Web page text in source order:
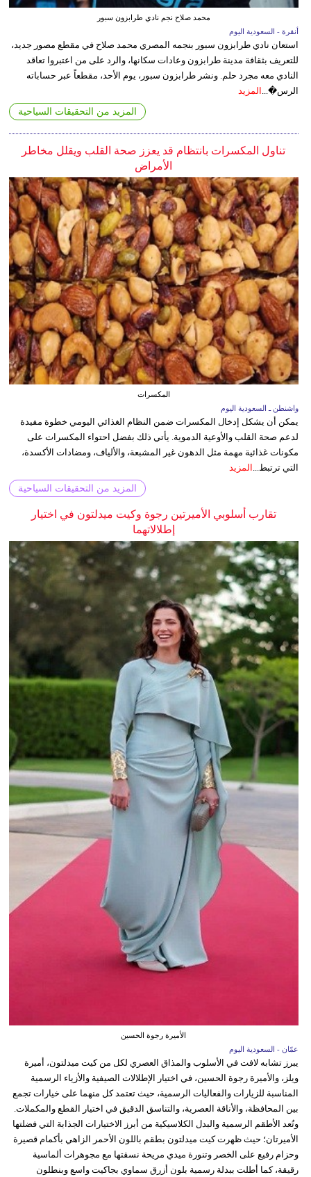
محمد صلاح نجم نادي طرابزون سبور
أنقرة - السعودية اليوم
استعان نادي طرابزون سبور بنجمه المصري محمد صلاح في مقطع مصور جديد،
للتعريف بثقافة مدينة طرابزون وعادات سكانها، والرد على من اعتبروا تعاقد
النادي معه مجرد حلم. ونشر طرابزون سبور، يوم الأحد، مقطعاً عبر حساباته
الرس�...
المزيد
المزيد من التحقيقات السياحية
تناول المكسرات بانتظام قد يعزز صحة القلب ويقلل مخاطر
الأمراض
المكسرات
واشنطن ـ السعودية اليوم
يمكن أن يشكل إدخال المكسرات ضمن النظام الغذائي اليومي خطوة مفيدة
لدعم صحة القلب والأوعية الدموية. يأتي ذلك بفضل احتواء المكسرات على
مكونات غذائية مهمة مثل الدهون غير المشبعة، والألياف، ومضادات الأكسدة،
التي ترتبط... المزيد
المزيد من التحقيقات السياحية
تقارب أسلوبي الأميرتين رجوة وكيت ميدلتون في اختيار
إطلالاتهما
الأميرة رجوة الحسين
عمّان - السعودية اليوم
يبرز تشابه لافت في الأسلوب والمذاق العصري لكل من كيت ميدلتون، أميرة
ويلز، والأميرة رجوة الحسين، في اختيار الإطلالات الصيفية والأزياء الرسمية
المناسبة للزيارات والفعاليات الرسمية، حيث تعتمد كل منهما على خيارات تجمع
بين المحافظة، والأناقة العصرية، والتناسق الدقيق في اختيار القطع والمكملات.
وتُعد الأطقم الرسمية والبدل الكلاسيكية من أبرز الاختيارات الجذابة التي فضلتها
الأميرتان؛ حيث ظهرت كيت ميدلتون بطقم باللون الأحمر الزاهي بأكمام قصيرة
وحزام رفيع على الخصر وتنورة ميدي مريحة نسقتها مع مجوهرات ألماسية
رقيقة، كما أطلت ببدلة رسمية بلون أزرق سماوي بجاكيت واسع وبنطلون